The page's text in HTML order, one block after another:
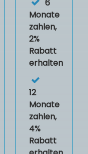
6
Monate
zahlen,
2%
Rabatt
erhalten
12
Monate
zahlen,
4%
Rabatt